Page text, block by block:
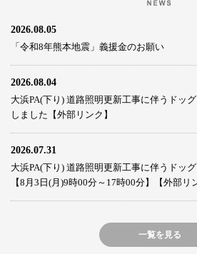
2026.08.05
「令和8年熊本地震」義援金のお願い
2026.08.04
大浜PA(下り) 道路照明更新工事に伴うドッ
しました【外部リンク】
2026.07.31
大浜PA(下り) 道路照明更新工事に伴うドッ
【8月3日(月)9時00分～17時00分】【外部リ
一覧を見る